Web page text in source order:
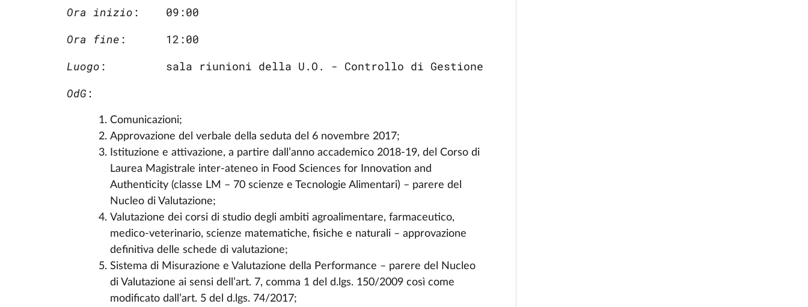
Ora inizio
Ora fine
Luogo :         sala riunioni della U.O. - Controllo di Gestione
OdG :
Comunicazioni;
Approvazione del verbale della seduta del 6 novembre 2017;
Istituzione e attivazione, a partire dall’anno accademico 2018-19, del Corso di
Laurea Magistrale inter-ateneo in Food Sciences for Innovation and
Authenticity (classe LM – 70 scienze e Tecnologie Alimentari) – parere del
Nucleo di Valutazione;
Valutazione dei corsi di studio degli ambiti agroalimentare, farmaceutico,
medico-veterinario, scienze matematiche, fisiche e naturali – approvazione
definitiva delle schede di valutazione;
Sistema di Misurazione e Valutazione della Performance – parere del Nucleo
di Valutazione ai sensi dell’art. 7, comma 1 del d.lgs. 150/2009 così come
modificato dall’art. 5 del d.lgs. 74/2017;